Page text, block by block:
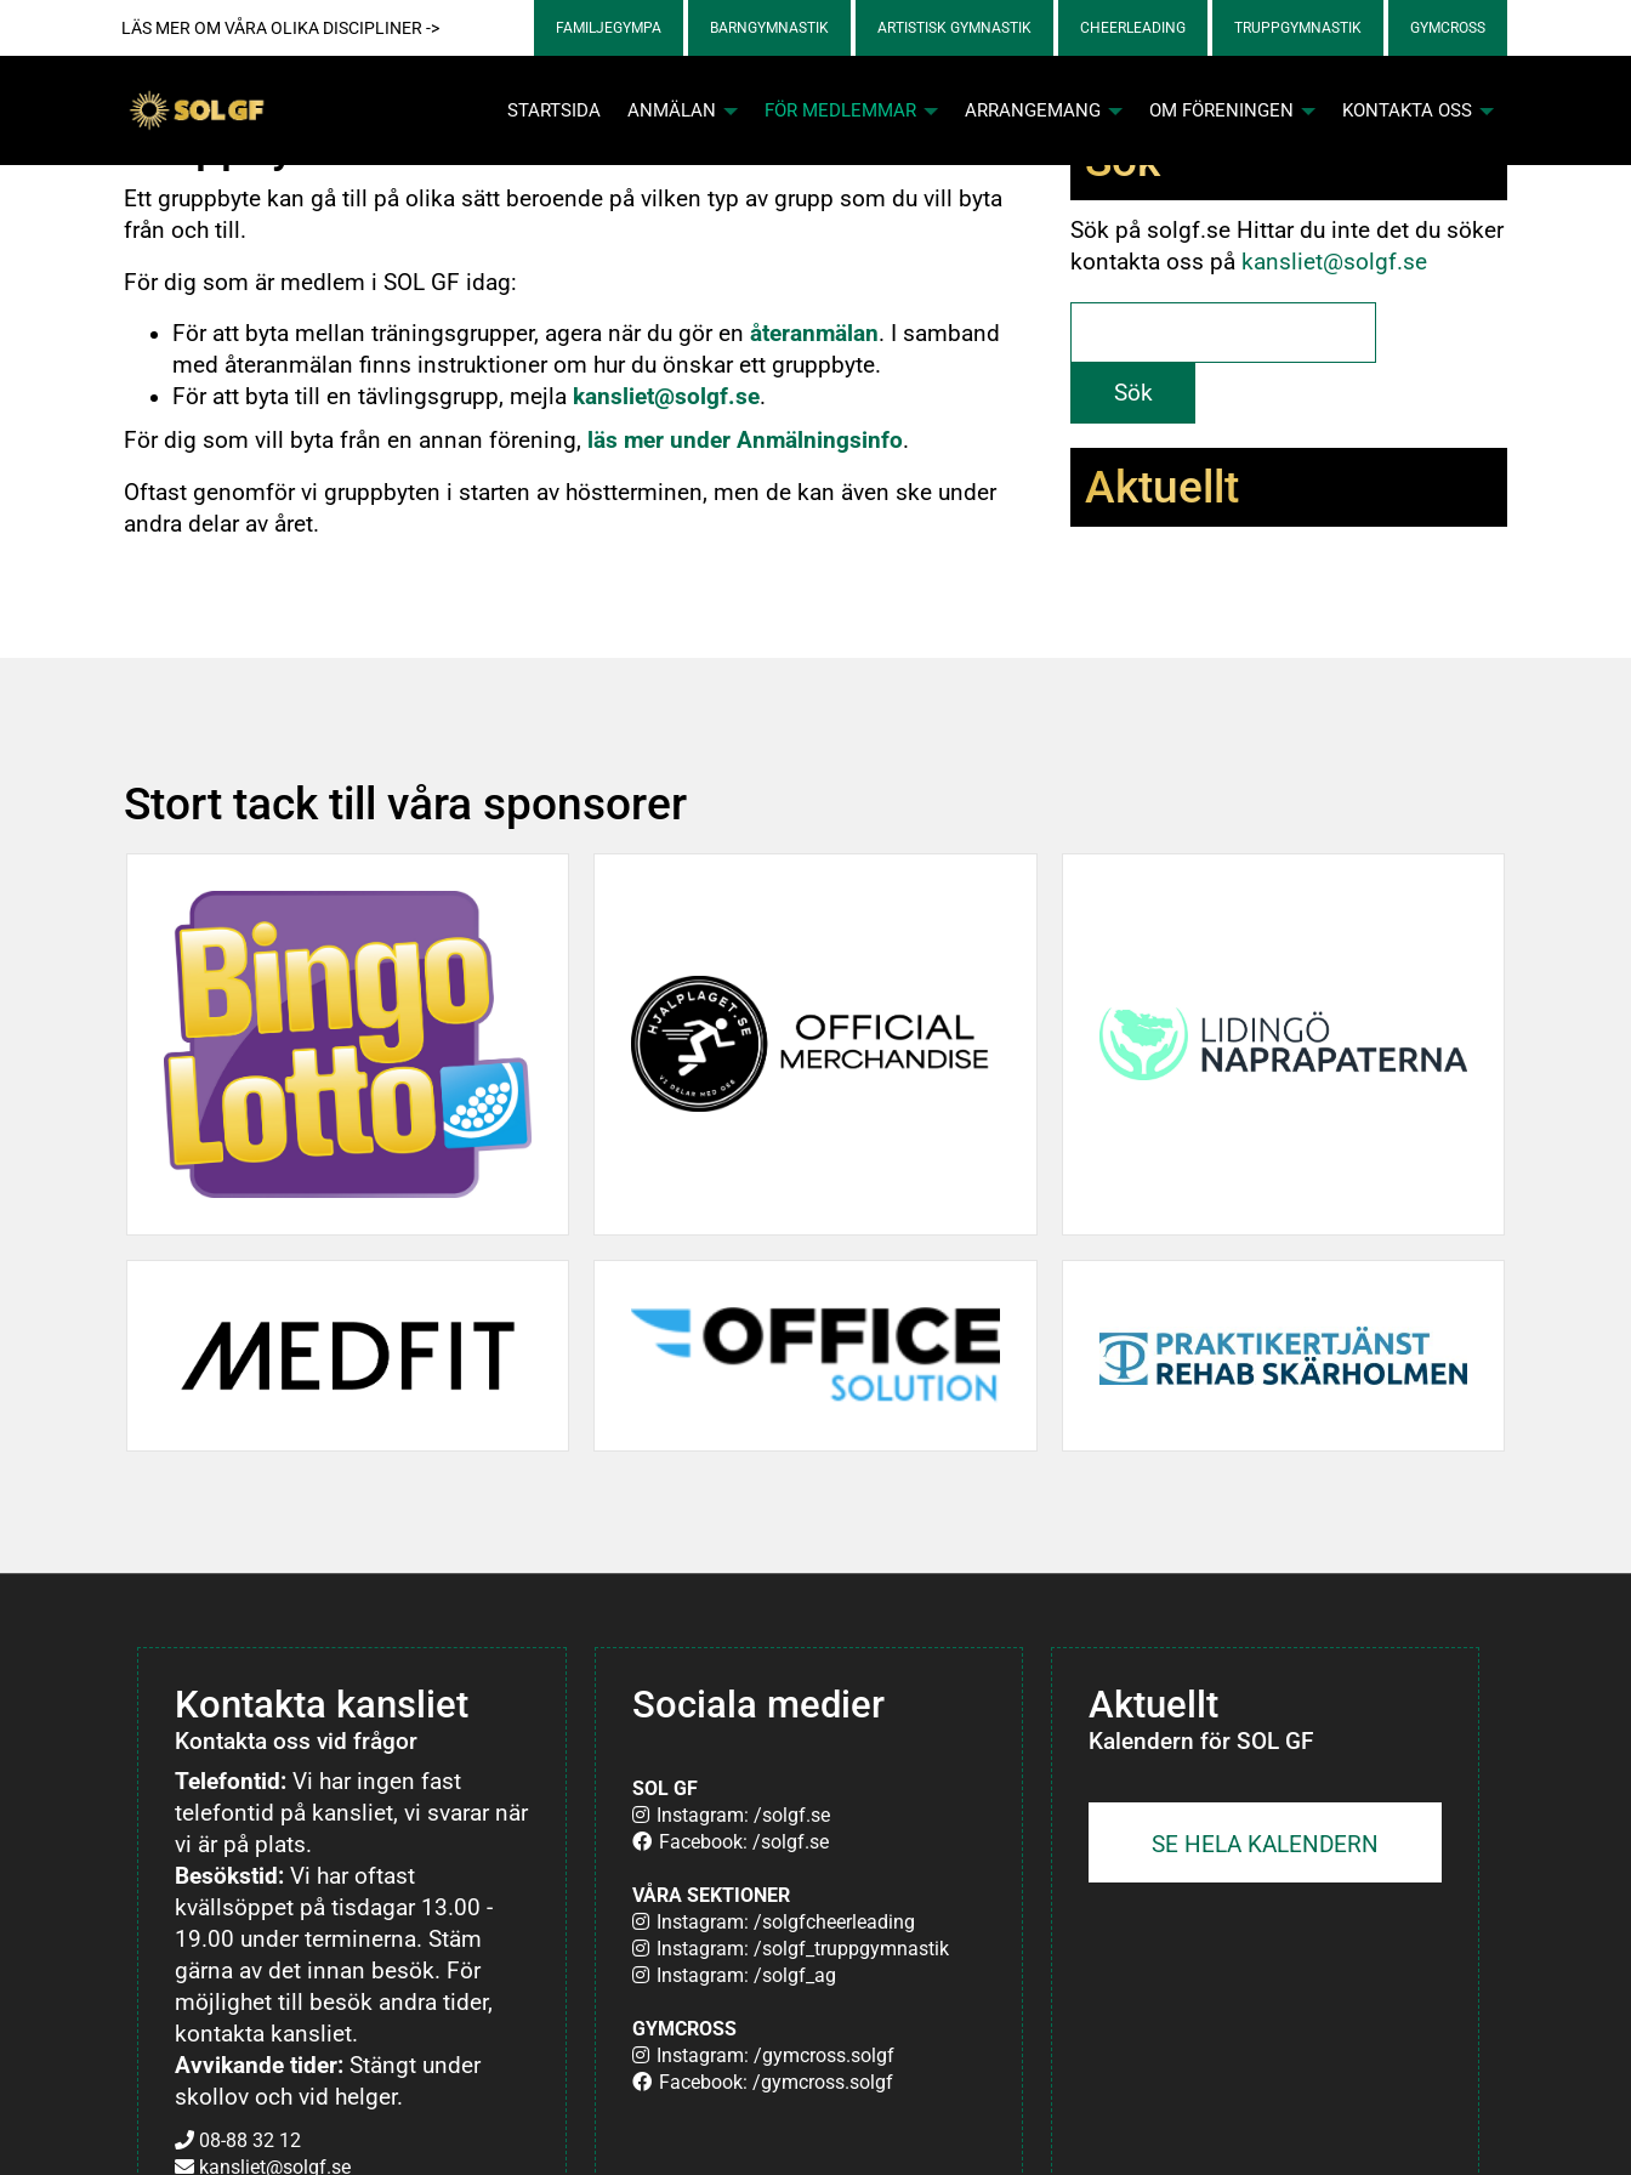
LÄS MER OM VÅRA OLIKA DISCIPLINER -> FAMILJEGYMPA BARNGYMNASTIK ARTISTISK GYMNASTIK CHEERLEADING TRUPPGYMNASTIK GYMCROSS
STARTSIDA ANMÄLAN
För redan aktiva
FÖR MEDLEMMAR
Info och skadeblankett för gymnastiklicenser
ARRANGEMANG OM FÖRENINGEN KONTAKTA OSS
Gruppbyten
Ett gruppbyte kan gå till på olika sätt beroende på vilken typ av grupp som du vill byta
från och till.
För dig som är medlem i SOL GF idag:
För att byta mellan träningsgrupper, agera när du gör en återanmälan. I samband
med återanmälan finns instruktioner om hur du önskar ett gruppbyte.
För att byta till en tävlingsgrupp, mejla kansliet@solgf.se.
För dig som vill byta från en annan förening, läs mer under Anmälningsinfo.
Oftast genomför vi gruppbyten i starten av höstterminen, men de kan även ske under
andra delar av året.
Sök
Sök på solgf.se Hittar du inte det du söker
kontakta oss på kansliet@solgf.se
Aktuellt
Stort tack till våra sponsorer
Kontakta kansliet
Kontakta oss vid frågor
Telefontid: Vi har ingen fast
telefontid på kansliet, vi svarar när
vi är på plats.
Besökstid: Vi har oftast
kvällsöppet på tisdagar 13.00 -
19.00 under terminerna. Stäm
gärna av det innan besök. För
möjlighet till besök andra tider,
kontakta kansliet.
Avvikande tider: Stängt under
skollov och vid helger.
08-88 32 12
kansliet@solgf.se
Sociala medier
SOL GF
Instagram: /solgf.se
Facebook: /solgf.se
VÅRA SEKTIONER
Instagram: /solgfcheerleading
Instagram: /solgf_truppgymnastik
Instagram: /solgf_ag
GYMCROSS
Instagram: /gymcross.solgf
Facebook: /gymcross.solgf
Aktuellt
Kalendern för SOL GF
SE HELA KALENDERN